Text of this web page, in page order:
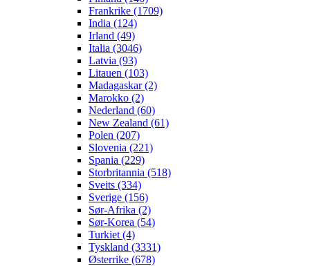
Frankrike (1709)
India (124)
Irland (49)
Italia (3046)
Latvia (93)
Litauen (103)
Madagaskar (2)
Marokko (2)
Nederland (60)
New Zealand (61)
Polen (207)
Slovenia (221)
Spania (229)
Storbritannia (518)
Sveits (334)
Sverige (156)
Sør-Afrika (2)
Sør-Korea (54)
Turkiet (4)
Tyskland (3331)
Østerrike (678)